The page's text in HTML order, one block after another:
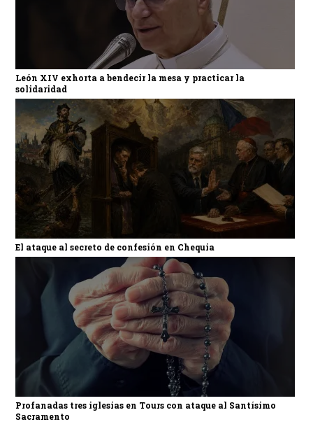
León XIV exhorta a bendecir la mesa y practicar la
solidaridad
El ataque al secreto de confesión en Chequia
Profanadas tres iglesias en Tours con ataque al Santísimo
Sacramento